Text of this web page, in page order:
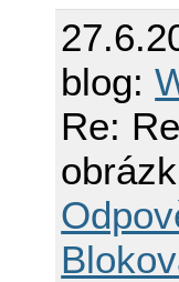
blog:
Re: